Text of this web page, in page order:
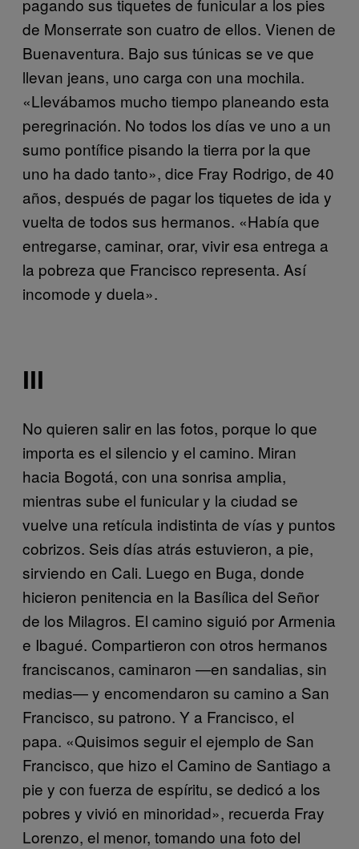
pagando sus tiquetes de funicular a los pies
de Monserrate son cuatro de ellos. Vienen de
Buenaventura. Bajo sus túnicas se ve que
llevan jeans, uno carga con una mochila.
«Llevábamos mucho tiempo planeando esta
peregrinación. No todos los días ve uno a un
sumo pontífice pisando la tierra por la que
uno ha dado tanto», dice Fray Rodrigo, de 40
años, después de pagar los tiquetes de ida y
vuelta de todos sus hermanos. «Había que
entregarse, caminar, orar, vivir esa entrega a
la pobreza que Francisco representa. Así
incomode y duela».
III
No quieren salir en las fotos, porque lo que
importa es el silencio y el camino. Miran
hacia Bogotá, con una sonrisa amplia,
mientras sube el funicular y la ciudad se
vuelve una retícula indistinta de vías y puntos
cobrizos. Seis días atrás estuvieron, a pie,
sirviendo en Cali. Luego en Buga, donde
hicieron penitencia en la Basílica del Señor
de los Milagros. El camino siguió por Armenia
e Ibagué. Compartieron con otros hermanos
franciscanos, caminaron —en sandalias, sin
medias— y encomendaron su camino a San
Francisco, su patrono. Y a Francisco, el
papa. «Quisimos seguir el ejemplo de San
Francisco, que hizo el Camino de Santiago a
pie y con fuerza de espíritu, se dedicó a los
pobres y vivió en minoridad», recuerda Fray
Lorenzo, el menor, tomando una foto del